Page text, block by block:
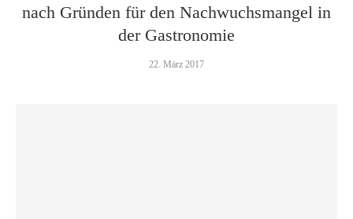
nach Gründen für den Nachwuchsmangel in
der Gastronomie
22. März 2017